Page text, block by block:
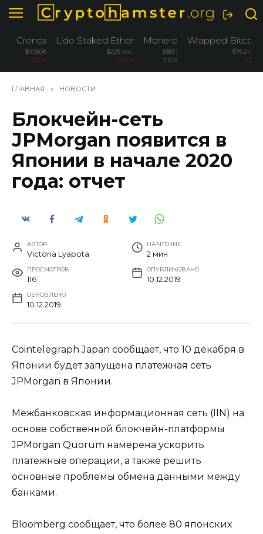
Перейти
содержанию
Cronos
$0.0506
-5.10%
Lido Staked Ether
$2.26 тыс.
-3.76%
Monero
$381.1
3.30%
Wrapped Bitcoin
$76.2 тыс.
-3.26%
ГЛАВНАЯ » НОВОСТИ
Блокчейн-сеть
JPMorgan появится в
Японии в начале 2020
года: отчет
АВТОР
Victoria Lyapota
НА ЧТЕНИЕ
2 мин
ПРОСМОТРОВ
116
ОПУБЛИКОВАНО
10.12.2019
ОБНОВЛЕНО
10.12.2019
Cointelegraph Japan сообщает, что 10 декабря в
Японии будет запущена платежная сеть
JPMorgan в Японии.
Межбанковская информационная сеть (IIN) на
основе собственной блокчейн-платформы
JPMorgan Quorum намерена ускорить
платежные операции, а также решить
основные проблемы обмена данными между
банками.
Bloomberg сообщает, что более 80 японских